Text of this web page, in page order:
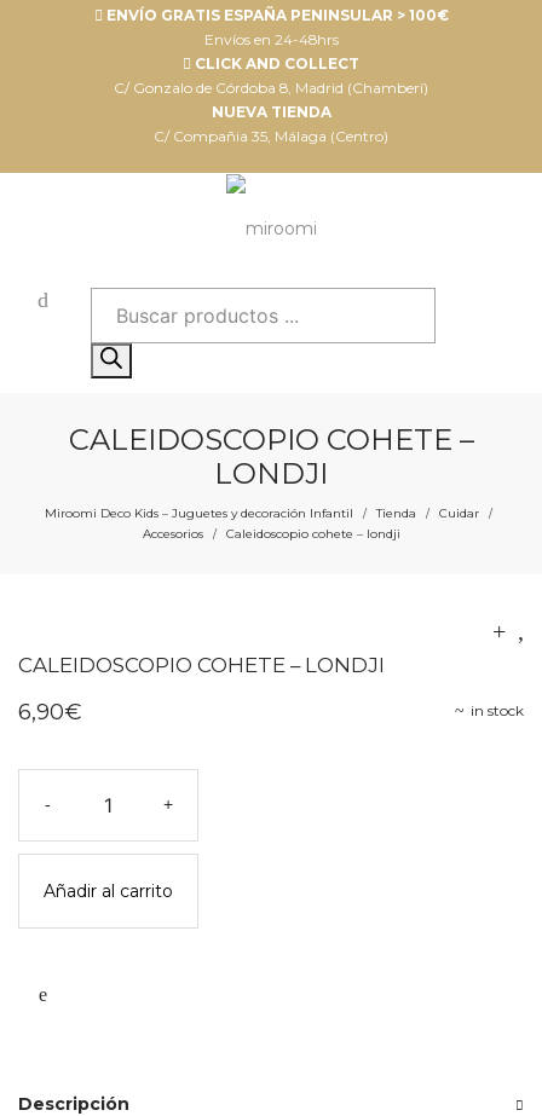
ENVÍO GRATIS ESPAÑA PENINSULAR > 100€
Envíos en 24-48hrs
CLICK AND COLLECT
C/ Gonzalo de Córdoba 8, Madrid (Chamberí)
NUEVA TIENDA
C/ Compañia 35, Málaga (Centro)
productos
CALEIDOSCOPIO COHETE –
LONDJI
Miroomi Deco Kids – Juguetes y decoración Infantil / Tienda / Cuidar /
Accesorios / Caleidoscopio cohete – londji
CALEIDOSCOPIO COHETE – LONDJI
in stock
6,90€
-
cohete
-
cantidad
+
Añadir al carrito
Descripción